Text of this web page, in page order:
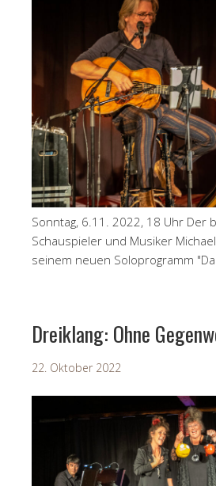
Sonntag, 6.11. 2022, 18 Uhr Der
Schauspieler und Musiker
seinem neuen Soloprogramm "Da
Dreiklang: Ohne
22. Oktober 2022